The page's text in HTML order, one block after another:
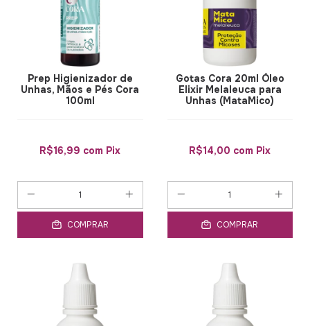
Prep Higienizador de
Unhas, Mãos e Pés Cora
100ml
R$16,99 com Pix
COMPRAR
Gotas Cora 20ml Óleo
Elixir Melaleuca para
Unhas (MataMico)
R$14,00 com Pix
COMPRAR